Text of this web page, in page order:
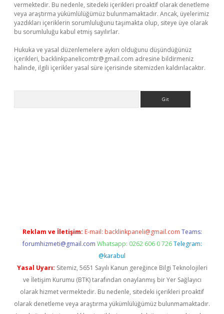
vermektedir. Bu nedenle, sitedeki içerikleri proaktif olarak denetleme
veya araştırma yükümlülüğümüz bulunmamaktadır. Ancak, üyelerimiz
yazdıkları içeriklerin sorumluluğunu taşımakta olup, siteye üye olarak
bu sorumluluğu kabul etmiş sayılırlar.
Hukuka ve yasal düzenlemelere aykırı olduğunu düşündüğünüz
içerikleri, backlinkpanelicomtr@gmail.com adresine bildirmeniz
halinde, ilgili içerikler yasal süre içerisinde sitemizden kaldırılacaktır.
Reklam ve İletişim: E-mail: backlinkpaneli@gmail.com Teams:
forumhizmeti@gmail.com Whatsapp: 0262 606 0 726 Telegram:
@karabul
Yasal Uyarı: Sitemiz, 5651 Sayılı Kanun gereğince Bilgi Teknolojileri
ve İletişim Kurumu (BTK) tarafından onaylanmış bir Yer Sağlayıcı
olarak hizmet vermektedir. Bu nedenle, sitedeki içerikleri proaktif
olarak denetleme veya araştırma yükümlülüğümüz bulunmamaktadır.